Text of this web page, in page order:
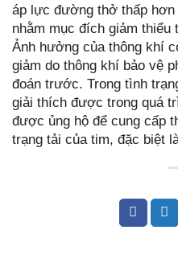
áp lực đường thở thấp
nhằm mục đích giảm
Ảnh hưởng của thông khí
giảm do thông khí bảo vệ
đoán trước. Trong tình
giải thích được trong quá
được ủng hộ để cung cấp
trạng tải của tim, đặc biệt